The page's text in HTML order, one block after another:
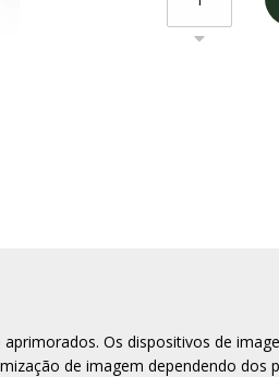
Os dispositivos de
de imagem dependendo dos